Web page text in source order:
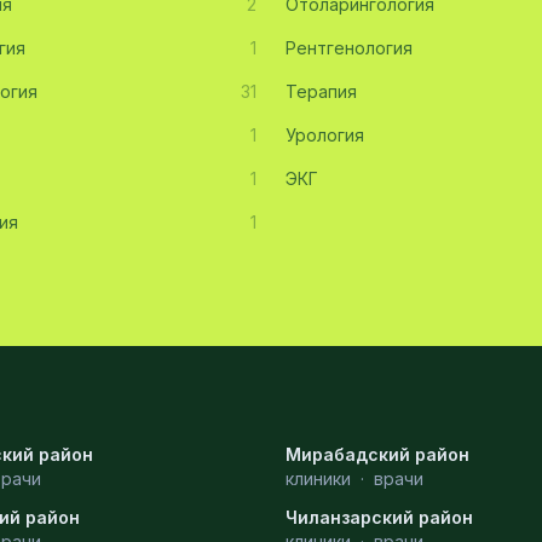
2 Отоларингология
1 Рентгенология
31 Терапия
1 Урология
1 ЭКГ
1
район
Мирабадский район
клиники · врачи
район
Чиланзарский район